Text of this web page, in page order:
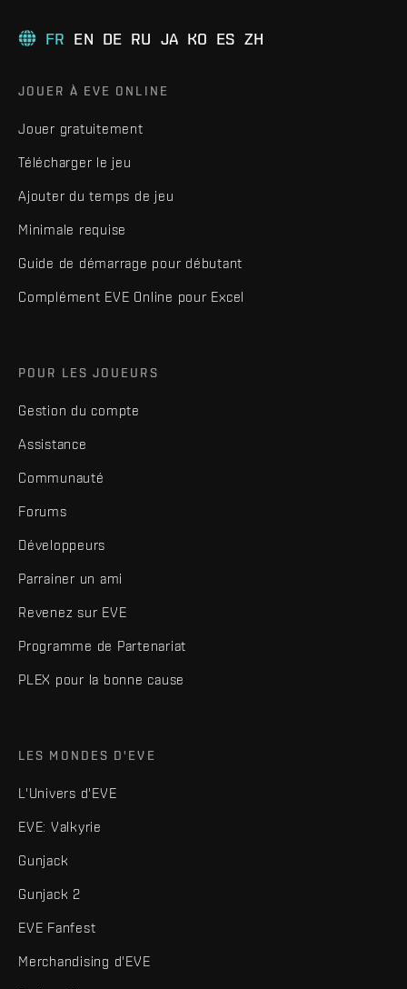
FR EN DE RU JA KO ES ZH
JOUER À EVE ONLINE
Jouer gratuitement
Télécharger le jeu
Ajouter du temps de jeu
Minimale requise
Guide de démarrage pour débutant
Complément EVE Online pour Excel
POUR LES JOUEURS
Gestion du compte
Assistance
Communauté
Forums
Développeurs
Parrainer un ami
Revenez sur EVE
Programme de Partenariat
PLEX pour la bonne cause
LES MONDES D'EVE
L'Univers d'EVE
EVE: Valkyrie
Gunjack
Gunjack 2
EVE Fanfest
Merchandising d'EVE